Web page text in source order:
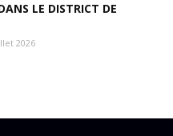
LE DISTRICT DE
2026